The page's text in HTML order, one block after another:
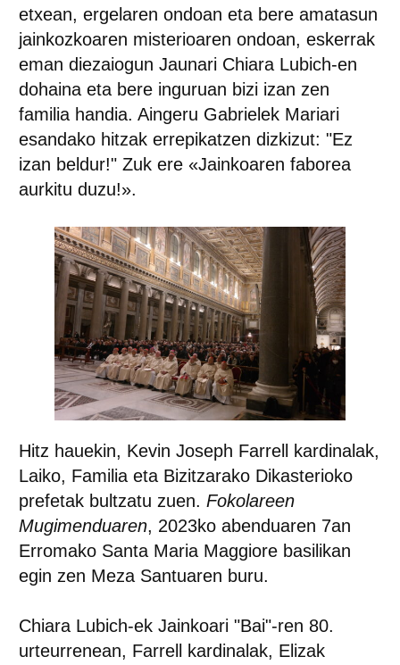
etxean, ergelaren ondoan eta bere amatasun
jainkozkoaren misterioaren ondoan, eskerrak
eman diezaiogun Jaunari Chiara Lubich-en
dohaina eta bere inguruan bizi izan zen
familia handia. Aingeru Gabrielek Mariari
esandako hitzak errepikatzen dizkizut: "Ez
izan beldur!" Zuk ere «Jainkoaren faborea
aurkitu duzu!».
Hitz hauekin, Kevin Joseph Farrell kardinalak,
Laiko, Familia eta Bizitzarako Dikasterioko
prefetak bultzatu zuen. Fokolareen
Mugimenduaren, 2023ko abenduaren 7an
Erromako Santa Maria Maggiore basilikan
egin zen Meza Santuaren buru.
Chiara Lubich-ek Jainkoari "Bai"-ren 80.
urteurrenean, Farrell kardinalak, Elizak